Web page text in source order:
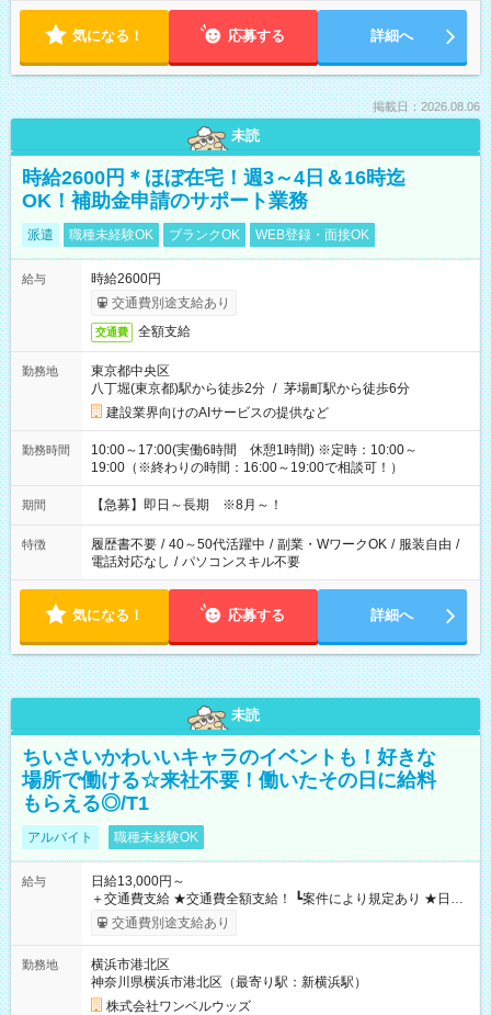
気になる！ 応募する 詳細へ
掲載日：2026.08.06
未読
時給2600円＊ほぼ在宅！週3～4日＆16時迄
OK！補助金申請のサポート業務
派遣 職種未経験OK ブランクOK WEB登録・面接OK
給与
時給2600円
交通費別途支給あり
交通費 全額支給
勤務地
東京都中央区
八丁堀(東京都)駅から徒歩2分 / 茅場町駅から徒歩6分
建設業界向けのAIサービスの提供など
勤務時間
10:00～17:00(実働6時間 休憩1時間) ※定時：10:00～
19:00（※終わりの時間：16:00～19:00で相談可！）
期間 【急募】即日～長期 ※8月～！
特徴 履歴書不要 / 40～50代活躍中 / 副業・WワークOK / 服装自由 /
電話対応なし / パソコンスキル不要
気になる！ 応募する 詳細へ
未読
ちいさいかわいいキャラのイベントも！好きな
場所で働ける☆来社不要！働いたその日に給料
もらえる◎/T1
アルバイト 職種未経験OK
給与
日給13,000円～
＋交通費支給 ★交通費全額支給！ ┗案件により規定あり ★日払
いOK！（規定あり） ┗働いたその日に現金GET♪ お仕事後はコ
ンビニATMから 日払い分を引き落とせます！ 【試用期間】試
交通費別途支給あり
勤務地
横浜市港北区
神奈川県横浜市港北区（最寄り駅：新横浜駅）
株式会社ワンベルウッズ